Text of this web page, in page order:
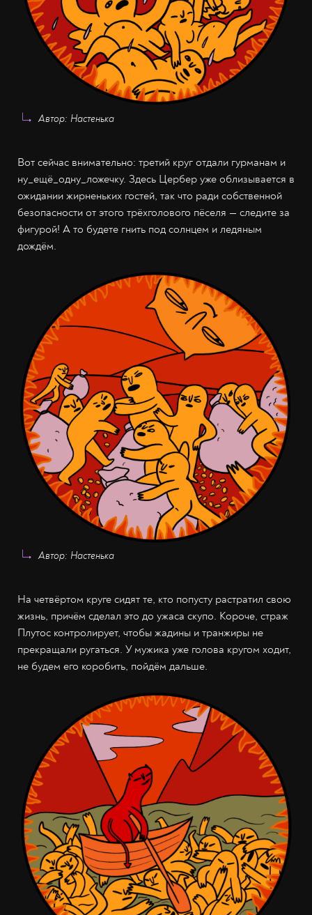
Автор: Настенька
Вот сейчас внимательно: третий круг отдали гурманам и
ну_ещё_одну_ложечку. Здесь Цербер уже облизывается в
ожидании жирненьких гостей, так что ради собственной
безопасности от этого трёхголового пёселя — следите за
фигурой! А то будете гнить под солнцем и ледяным
дождём.
Автор: Настенька
На четвёртом круге сидят те, кто попусту растратил свою
жизнь, причём сделал это до ужаса скупо. Короче, страж
Плутос контролирует, чтобы жадины и транжиры не
прекращали ругаться. У мужика уже голова кругом ходит,
не будем его коробить, пойдём дальше.